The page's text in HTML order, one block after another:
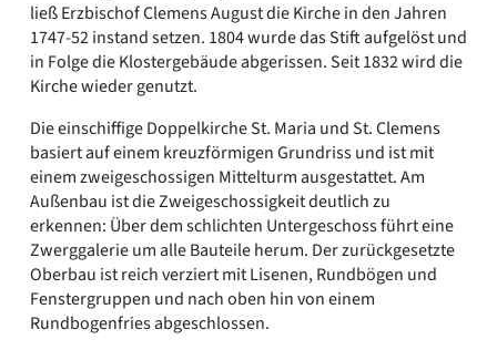
ließ Erzbischof Clemens August die Kirche in den Jahren
1747-52 instand setzen. 1804 wurde das Stift aufgelöst und
in Folge die Klostergebäude abgerissen. Seit 1832 wird die
Kirche wieder genutzt.
Die einschiffige Doppelkirche St. Maria und St. Clemens
basiert auf einem kreuzförmigen Grundriss und ist mit
einem zweigeschossigen Mittelturm ausgestattet. Am
Außenbau ist die Zweigeschossigkeit deutlich zu
erkennen: Über dem schlichten Untergeschoss führt eine
Zwerggalerie um alle Bauteile herum. Der zurückgesetzte
Oberbau ist reich verziert mit Lisenen, Rundbögen und
Fenstergruppen und nach oben hin von einem
Rundbogenfries abgeschlossen.